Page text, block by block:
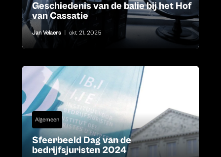
Geschiedenis van de balie bij het Hof
van Cassatie
Jan Velaers okt 21, 2025
Algemeen
Sfeerbeeld Dag van de
bedrijfsjuristen 2024